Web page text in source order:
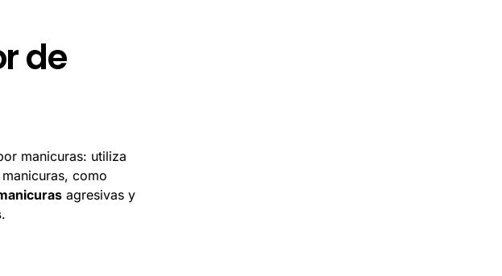
de
manicuras: utiliza
como
agresivas y
.